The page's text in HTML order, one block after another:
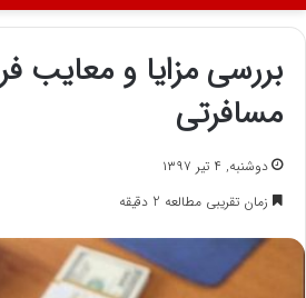
بررسی مزایا و معایب
مسافرتی
دوشنبه, ۴ تیر ۱۳۹۷
زمان تقریبی مطالعه 2 دقیقه